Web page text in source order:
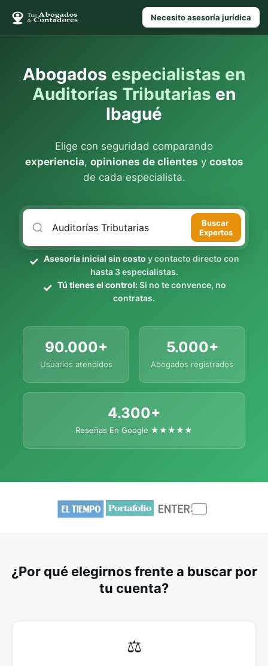
Necesito asesoría jurídica
Abogados especialistas en
Auditorías Tributarias en
Ibagué
Elige con seguridad comparando
experiencia, opiniones de clientes y costos
de cada especialista.
Buscar
Expertos
Asesoría inicial sin costo y contacto directo con
hasta 3 especialistas.
Tú tienes el control:Si no te convence, no
contratas.
90.000+
Usuarios atendidos
5.000+
Abogados registrados
4.300+
Reseñas En Google ★★★★★
¿Por qué elegirnos frente a buscar por
tu cuenta?
⚖️